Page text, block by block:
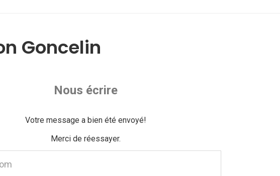
Goncelin
Nous écrire
Votre message a bien été envoyé!
Merci de réessayer.